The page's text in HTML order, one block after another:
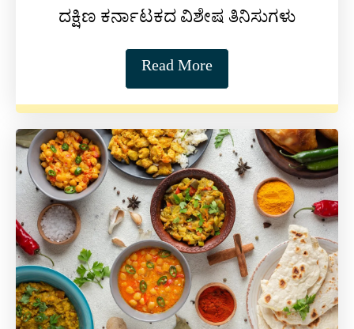
ದಕ್ಷಿಣ ಕರ್ನಾಟಕದ ವಿಶೇಷ ತಿನಿಸುಗಳು
Read More